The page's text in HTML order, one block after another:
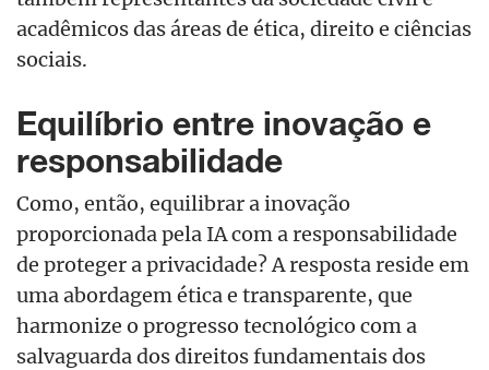
acadêmicos das áreas de ética, direito e ciências
sociais.
Equilíbrio entre inovação e
responsabilidade
Como, então, equilibrar a inovação
proporcionada pela IA com a responsabilidade
de proteger a privacidade? A resposta reside em
uma abordagem ética e transparente, que
harmonize o progresso tecnológico com a
salvaguarda dos direitos fundamentais dos